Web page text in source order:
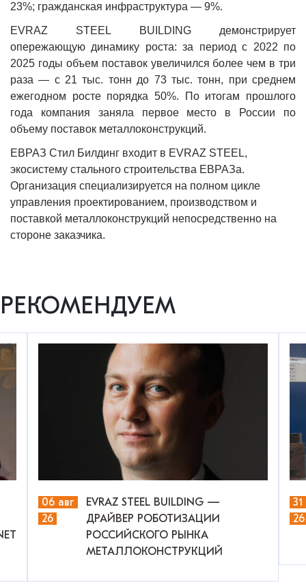
23%; гражданская инфраструктура — 9%.
EVRAZ STEEL BUILDING демонстрирует
опережающую динамику роста: за период с 2022 по
2025 годы объем поставок увеличился более чем в три
раза — с 21 тыс. тонн до 73 тыс. тонн, при среднем
ежегодном росте порядка 50%. По итогам прошлого
года компания заняла первое место в России по
объему поставок металлоконструкций.
ЕВРАЗ Стил Билдинг входит в EVRAZ STEEL,
экосистему стального строительства ЕВРАЗа.
Организация специализируется на полном цикле
управления проектированием, производством и
поставкой металлоконструкций непосредственно на
стороне заказчика.
РЕКОМЕНДУЕМ
06 авг
26
EVRAZ STEEL BUILDING —
ДРАЙВЕР РОБОТИЗАЦИИ
РОССИЙСКОГО РЫНКА
МЕТАЛЛОКОНСТРУКЦИЙ
26